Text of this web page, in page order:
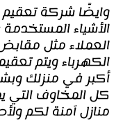
وايضًاشركة تعقيم
الأشياء
العملاء مثل
الكهرباء ويتم
أكبر في منزلك
كل المخاوف التي
منازل آمنة لكم